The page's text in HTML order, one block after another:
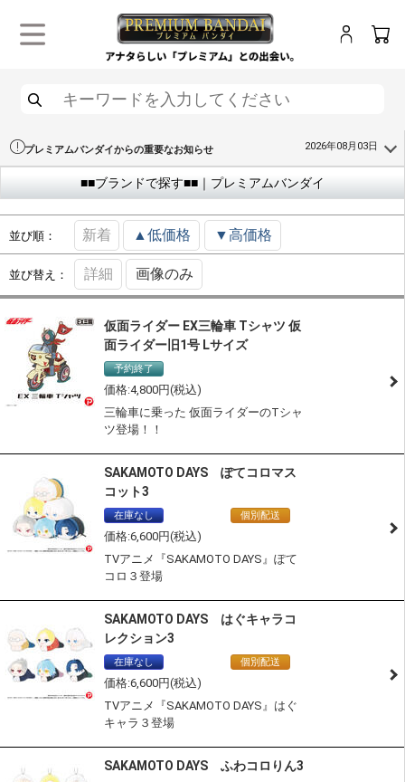
プレミアムバンダイからの重要なお知らせ 2026年08月03日
■■ブランドで探す■■｜プレミアムバンダイ
並び順： 新着 ▲低価格 ▼高価格
並び替え： 詳細 画像のみ
仮面ライダー EX三輪車 Tシャツ 仮
面ライダー旧1号 Lサイズ
予約終了
4,800
三輪車に乗った 仮面ライダーのTシャ
ツ登場！！
SAKAMOTO DAYS ぽてコロマス
コット3
在庫なし 個別配送
6,600
TVアニメ『SAKAMOTO DAYS』ぽて
コロ３登場
SAKAMOTO DAYS はぐキャラコ
レクション3
在庫なし 個別配送
6,600
TVアニメ『SAKAMOTO DAYS』はぐ
キャラ３登場
SAKAMOTO DAYS ふわコロりん3